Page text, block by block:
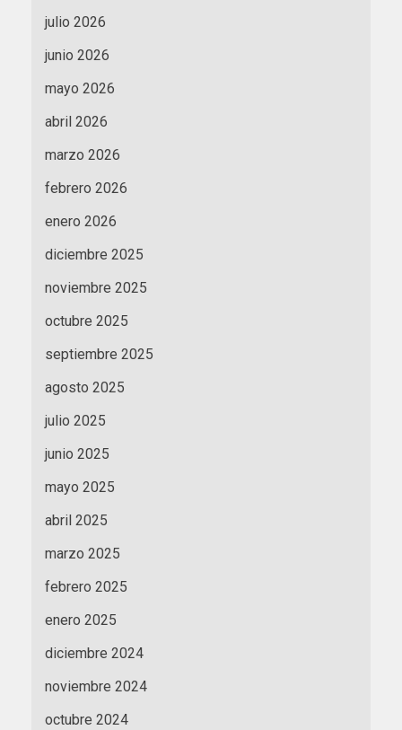
julio 2026
junio 2026
mayo 2026
abril 2026
marzo 2026
febrero 2026
enero 2026
diciembre 2025
noviembre 2025
octubre 2025
septiembre 2025
agosto 2025
julio 2025
junio 2025
mayo 2025
abril 2025
marzo 2025
febrero 2025
enero 2025
diciembre 2024
noviembre 2024
octubre 2024